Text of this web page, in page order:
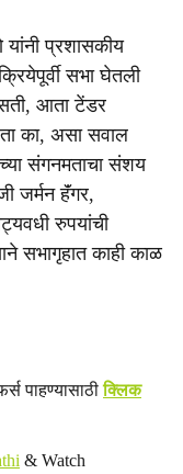
यांनी प्रशासकीय
सभा घेतली
आता टेंडर
का, असा सवाल
संगनमताचा संशय
जर्मन हॅंगर,
रुपयांची
सभागृहात काही काळ
पाहण्यासाठीक्लिक
& Watch